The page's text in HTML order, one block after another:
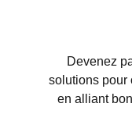
Devenez
solutions pour
en alliant